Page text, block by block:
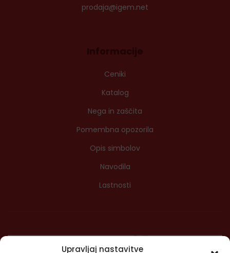
Upravljaj nastavitve
prodaja@igem.net
Informacije
Ceniki
Katalog
Nega in zaščita
Pomembna opozorila
Opis simbolov
Navodila
Lastnosti